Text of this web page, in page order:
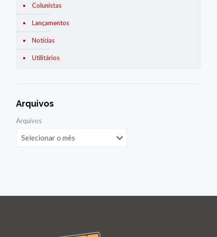
Colunistas
Lançamentos
Notícias
Utilitários
Arquivos
Arquivos